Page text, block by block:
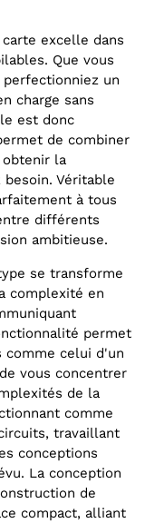
excelle dans
Que vous
un
charge sans
est donc
de combiner
la
Véritable
à tous
différents
ambitieuse.
se transforme
complexité en
permet
comme celui d'un
vous concentrer
de la
comme
travaillant
conceptions
La conception
de
compact, alliant